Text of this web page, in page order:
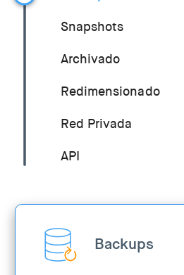
Snapshots
Archivado
Redimensionado
Red Privada
API
Backups